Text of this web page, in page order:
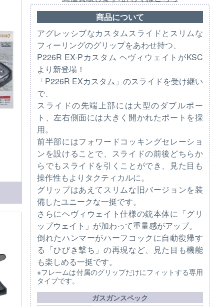
商品について
アグレッシブなカスタムスライドとスリムな
フィーリングのグリップをあわせ持つ、
P226R EX-Pカスタム ヘヴィウェイトがKSC
より新登場！
「P226R EXカスタム」のスライドを受け継い
で、
スライドの先端上部には大型のダブルポー
ト、左右側面には大きく開かれたポートを採
用。
前半部にはフォワードコッキングセレーショ
ンを設けることで、スライドの前後どちらか
らでもスライドを引くことができ、見た目も
操作性もよりタクティカルに。
グリップはあえてスリムな旧バージョンを装
備したユニークな一挺です。
さらにヘヴィウェイト仕様の銃本体に「グリ
ップウェイト」が加わって重量感がアップ。
倒れたハンマーがハーフコックに自動復帰す
る「ひびき撃ち」の再現など、見た目も機能
も楽しめる一挺です。
※フレームは付属のグリップだけにフィットする専用
タイプです。
ガスガンスペック